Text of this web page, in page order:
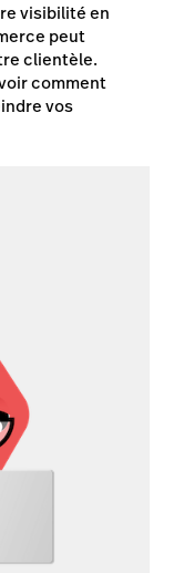
visibilité en
peut
clientèle.
comment
vos